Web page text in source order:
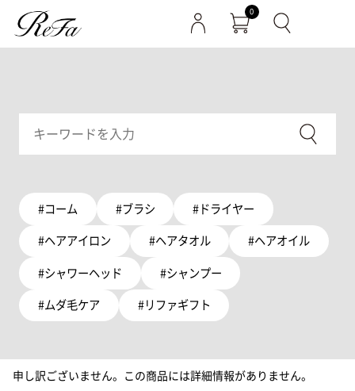
0
#コーム #ブラシ #ドライヤー
#ヘアアイロン #ヘアタオル #ヘアオイル
#シャワーヘッド #シャンプー
#ムダ毛ケア #リファギフト
申し訳ございません。この商品には詳細情報がありません。